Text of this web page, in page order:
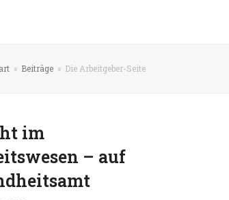
» Beiträge » Die Arbeitgeber-Seite
im
– auf